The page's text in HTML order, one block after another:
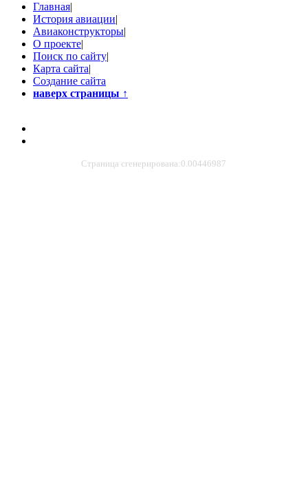
Главная|
История авиации|
Авиаконструкторы|
О проекте|
Поиск по сайту|
Карта сайта|
Создание сайта
наверх страницы ↑
Страница сгенерирована:0.00446987